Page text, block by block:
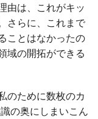
由は、これがキッ
さらに、これまで
ことはなかったの
域の開拓ができる
のために数枚のカ
の奥にしまいこん